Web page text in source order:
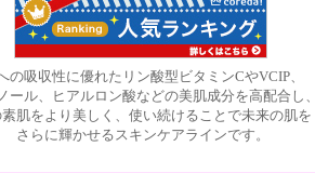
の吸収性に優れたリン酸型ビタミンCやVCIP、
ール、ヒアルロン酸などの美肌成分を高配合し
肌をより美しく、使い続けることで未来の肌を
さらに輝かせるスキンケアラインです。